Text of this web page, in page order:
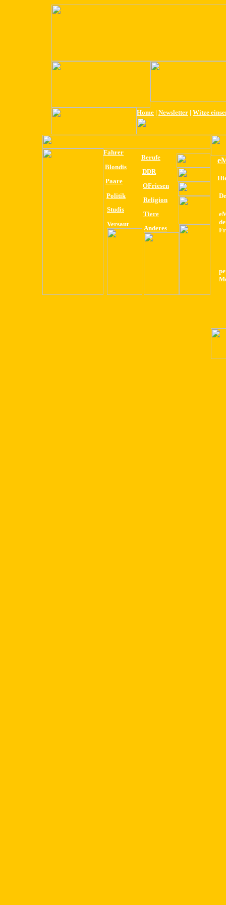
Home | Newsletter | Witze
Fahrer
Berufe
Blondis
DDR
Paare
OFriesen
Politik
Religion
Studis
Tiere
Versaut
Anderes